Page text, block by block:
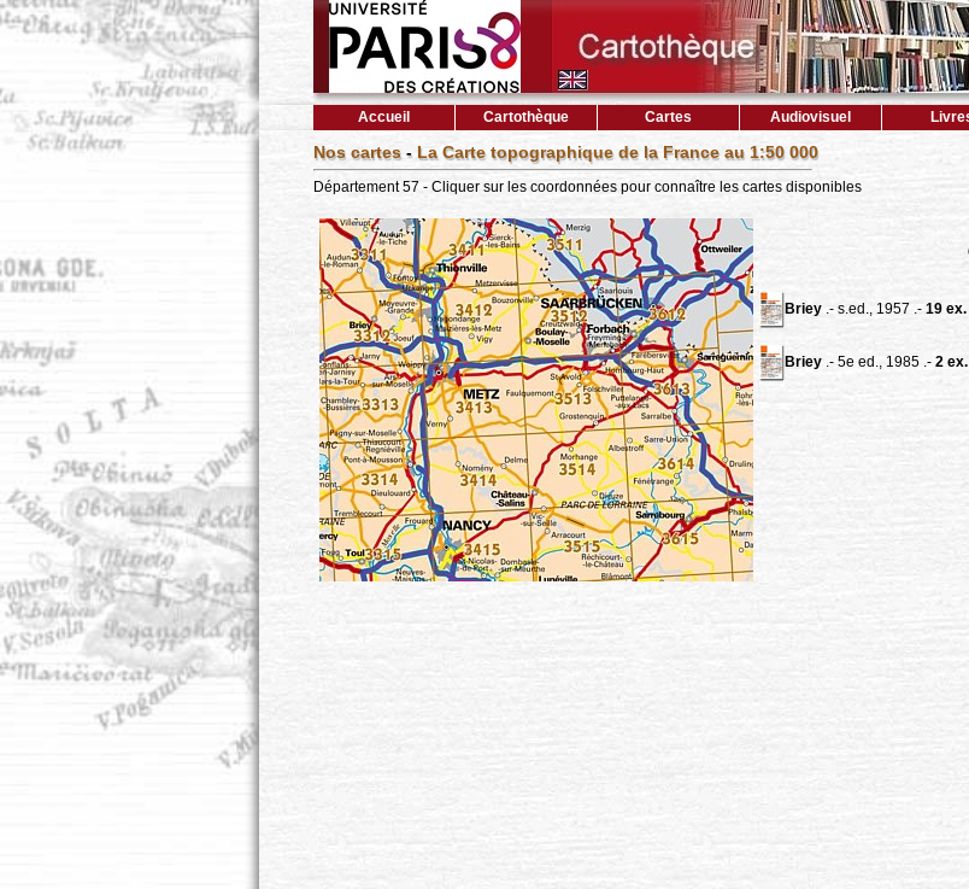
Accueil Cartothèque Cartes Audiovisuel
Nos cartes- La Carte topographique de la France au 1:50 000
Département 57 - Cliquer sur les coordonnées pour connaître les cartes disponibles
Briey.- s.ed., 1957 .- 19 ex.
Briey.- 5e ed., 1985 .- 2 ex.